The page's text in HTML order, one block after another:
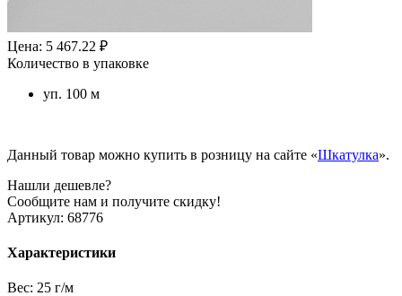
Цена: 5 467.22 ₽
Количество в упаковке
уп. 100 м
Данный товар можно купить в розницу на сайте «Шкатулка».
Нашли дешевле?
Сообщите нам и получите скидку!
Артикул: 68776
Характеристики
Вес: 25 г/м